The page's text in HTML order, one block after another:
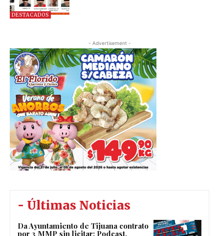
DESTACADOS
- Advertisement -
- Últimas Noticias
Da Ayuntamiento de Tijuana contrato
por 3 MMP sin licitar: Podcast.